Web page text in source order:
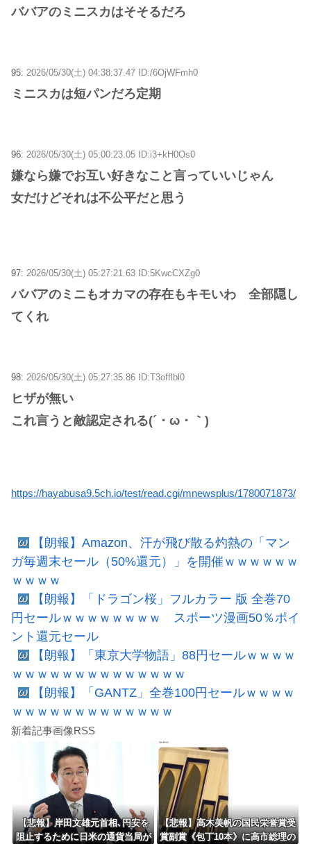
ババアのミニスカはそそるだろ
95: 2026/05/30(土) 04:38:37.47 ID:/6OjWFmh0
ミニスカは短パンだろ定期
96: 2026/05/30(土) 05:00:23.05 ID:i3+kH0Os0
嫌なら嫌でお互い好きなこと言っていいじゃん
女だけどそれは不公平だと思う
97: 2026/05/30(土) 05:27:21.63 ID:5KwcCXZg0
ババアのミニもオカマの存在もキモいわ 全部隠し
てくれ
98: 2026/05/30(土) 05:27:35.86 ID:T3offlbl0
ヒザが無い
これ言うと敵認定される(´・ω・｀)
https://hayabusa9.5ch.io/test/read.cgi/mnewsplus/1780071873/
【朗報】Amazon、汗が飛び散る灼熱の「マン
ガ毎週末セール（50%還元）」を開催ｗｗｗｗｗｗ
ｗｗｗｗ
【朗報】「ドラゴン桜」フルカラー 版 全巻70
円セールｗｗｗｗｗｗｗｗ スポーツ漫画50％ポイ
ント還元セール
【朗報】「東京大学物語」88円セールｗｗｗｗ
ｗｗｗｗｗｗｗｗｗｗｗｗｗｗ
【朗報】「GANTZ」全巻100円セールｗｗｗｗ
ｗｗｗｗｗｗｗｗｗｗｗｗｗ
新着記事画像RSS
【悲報】岸田文雄元首相､円安を
阻止するために日米の通貨当局が
【悲報】高木美帆の国民栄誉賞受
賞副賞《包丁10本》に高市総理の